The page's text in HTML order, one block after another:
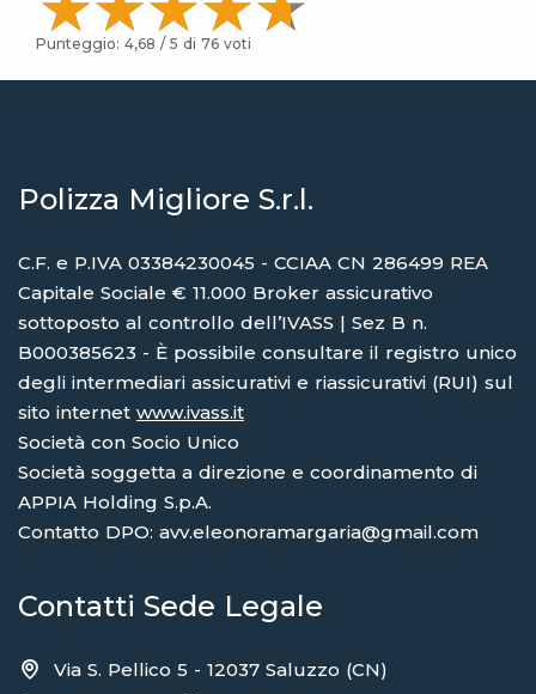
Punteggio: 4,68 / 5 di 76 voti
Polizza Migliore S.r.l.
C.F. e P.IVA 03384230045 - CCIAA CN 286499 REA
Capitale Sociale € 11.000 Broker assicurativo
sottoposto al controllo dell’IVASS | Sez B n.
B000385623 - È possibile consultare il registro unico
degli intermediari assicurativi e riassicurativi (RUI) sul
sito internet www.ivass.it
Società con Socio Unico
Società soggetta a direzione e coordinamento di
APPIA Holding S.p.A.
Contatto DPO: avv.eleonoramargaria@gmail.com
Contatti Sede Legale
Via S. Pellico 5 - 12037 Saluzzo (CN)